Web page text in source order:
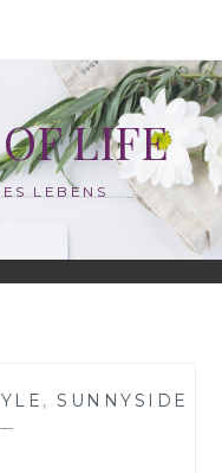
LIFE
LEBENS
,SUNNYSIDE